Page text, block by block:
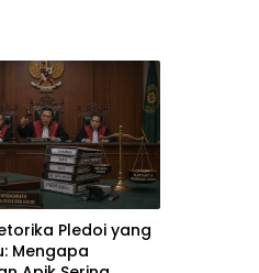
Pledoi yang
Mengapa